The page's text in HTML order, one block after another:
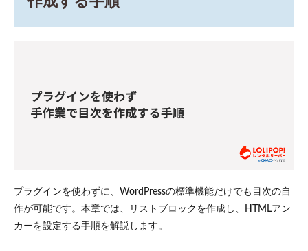
プラグインを使わずに、WordPressの標準機能だけでも目次の自
作が可能です。本章では、リストブロックを作成し、HTMLアン
カーを設定する手順を解説します。